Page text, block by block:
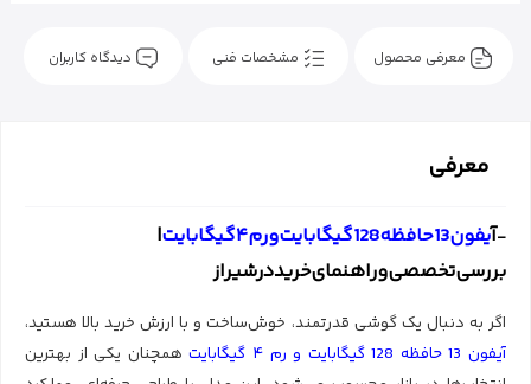
معرفی محصول مشخصات فنی دیدگاه کاربران
معرفی
-آیفون‌13‌حافظه‌128‌گیگابایت‌و‌رم‌۴‌گیگابایت‌
|‌
بررسی‌تخصصی‌و‌راهنمای‌خرید‌‌در‌شیراز
اگر به دنبال یک گوشی قدرتمند، خوش‌ساخت و با ارزش خرید بالا هستید،
آیفون 13 حافظه 128 گیگابایت و رم ۴ گیگابایت
همچنان یکی از بهترین